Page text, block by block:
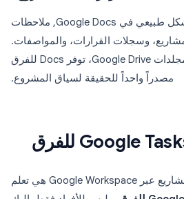
تتواجد وثائق المشروع بشكل طبيعي في Google Docs, ملاحظات
وسجلات القرارات، والمواصفات.
جنباً إلى جنب مع هياكل مجلدات Google Drive، توفر Docs للفرق
مصدراً واحداً للحقيقة لسياق المشروع.
أكبر ميزة في إدارة المشاريع عبر Google Workspace هي تعلم